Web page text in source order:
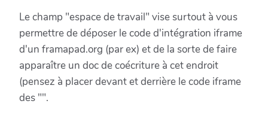
Le champ "espace de travail" vise surtout à vous
permettre de déposer le code d'intégration iframe
d'un framapad.org (par ex) et de la sorte de faire
apparaître un doc de coécriture à cet endroit
(pensez à placer devant et derrière le code iframe
des "".